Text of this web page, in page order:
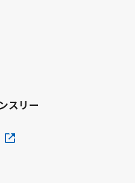
に関しては、下
は生存している
個人情報のうち
ずれも個人情報保
関するお問い合わ
スリー